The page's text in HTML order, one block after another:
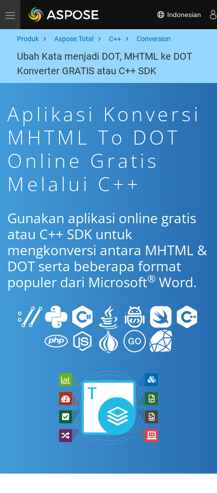
Toggle navigation Indonesian
Produk Aspose.Total C++ Conversion
Ubah Kata menjadi DOT, MHTML ke DOT
Konverter GRATIS atau C++ SDK
Aplikasi Konversi
MHTML To DOT
Online Gratis
Melalui C++
Gunakan aplikasi online gratis
atau C++ SDK untuk
mengkonversi antara MHTML &
DOT serta beberapa format
populer dari Microsoft® Word.